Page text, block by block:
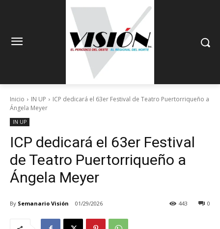
Inicio IN UP
ICP dedicará el 63er Festival de Teatro Puertorriqueño a
Ángela Meyer
IN UP
ICP dedicará el 63er Festival
de Teatro Puertorriqueño a
Ángela Meyer
By Semanario Visión 01/29/2026 0
443